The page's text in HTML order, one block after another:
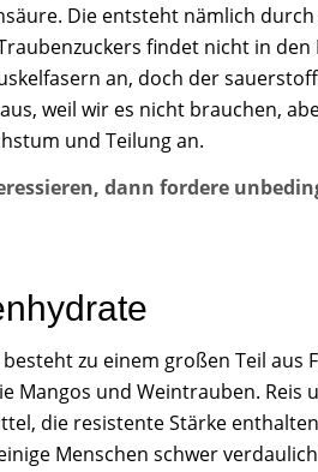
Die entsteht nämlich durch
findet nicht in
an, doch der
weil wir es nicht brauchen,
und Teilung an.
dann fordere
zu einem großen Teil aus
Mangos und Weintrauben. Reis
die resistente Stärke
Menschen schwer